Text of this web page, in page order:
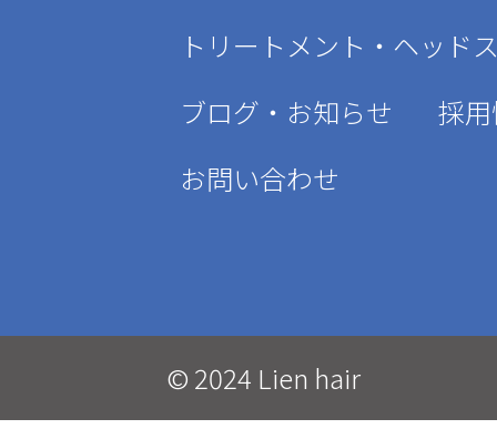
トリートメント・ヘッド
ブログ・お知らせ
採
お問い合わせ
© 2024 Lien hair